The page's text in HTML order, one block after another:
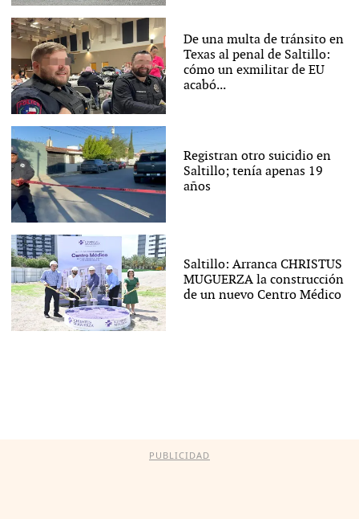
De una multa de tránsito en
Texas al penal de Saltillo:
cómo un exmilitar de EU
acabó...
Registran otro suicidio en
Saltillo; tenía apenas 19
años
Saltillo: Arranca CHRISTUS
MUGUERZA la construcción
de un nuevo Centro Médico
PUBLICIDAD